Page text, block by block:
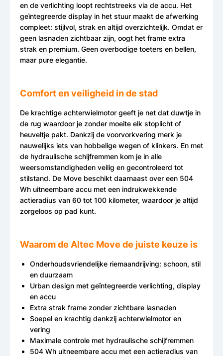
en de verlichting loopt rechtstreeks via de accu. Het
geïntegreerde display in het stuur maakt de afwerking
compleet: stijlvol, strak en altijd overzichtelijk. Omdat er
geen lasnaden zichtbaar zijn, oogt het frame extra
strak en premium. Geen overbodige toeters en bellen,
maar pure elegantie.
Comfort en veiligheid in de stad
De krachtige achterwielmotor geeft je net dat duwtje in
de rug waardoor je zonder moeite elk stoplicht of
heuveltje pakt. Dankzij de voorvorkvering merk je
nauwelijks iets van hobbelige wegen of klinkers. En met
de hydraulische schijfremmen kom je in alle
weersomstandigheden veilig en gecontroleerd tot
stilstand. De Move beschikt daarnaast over een 504
Wh uitneembare accu met een indrukwekkende
actieradius van 60 tot 100 kilometer, waardoor je altijd
zorgeloos op pad kunt.
Waarom de Altec Move de juiste keuze is
Onderhoudsvriendelijke riemaandrijving: schoon, stil
en duurzaam
Urban design met geïntegreerde verlichting, display
en accu
Extra strak frame zonder zichtbare lasnaden
Soepel en krachtig dankzij achterwielmotor en
vering
Maximale controle met hydraulische schijfremmen
504 Wh uitneembare accu met een actieradius van